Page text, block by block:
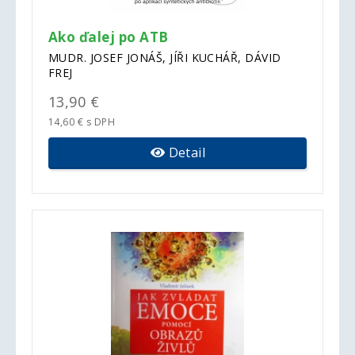
Ako ďalej po ATB
MUDR. JOSEF JONÁŠ, JÍŘI KUCHÁŘ, DÁVID
FREJ
13,90 €
14,60 € s DPH
Detail